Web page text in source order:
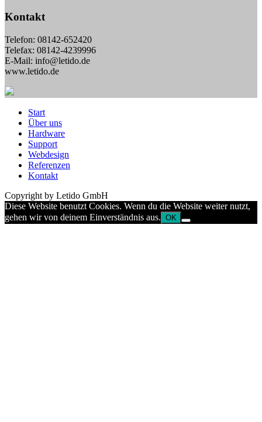
Kontakt
Telefon: 08142-652420
Telefax: 08142-4239996
E-Mail: info@letido.de
www.letido.de
Start
Über uns
Hardware
Support
Webdesign
Referenzen
Kontakt
Copyright by Letido GmbH
Diese Website benutzt Cookies. Wenn du die Website weiter nutzt,
gehen wir von deinem Einverständnis aus. OK